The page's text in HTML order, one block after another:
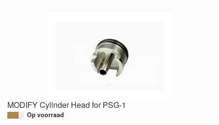
MODIFY Cylinder Head for PSG-1
Op voorraad